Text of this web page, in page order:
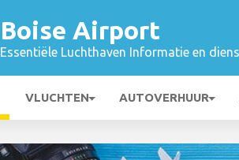
Boise Airport
Essentiële Luchthaven Informatie en
VLUCHTEN AUTOVERHUUR